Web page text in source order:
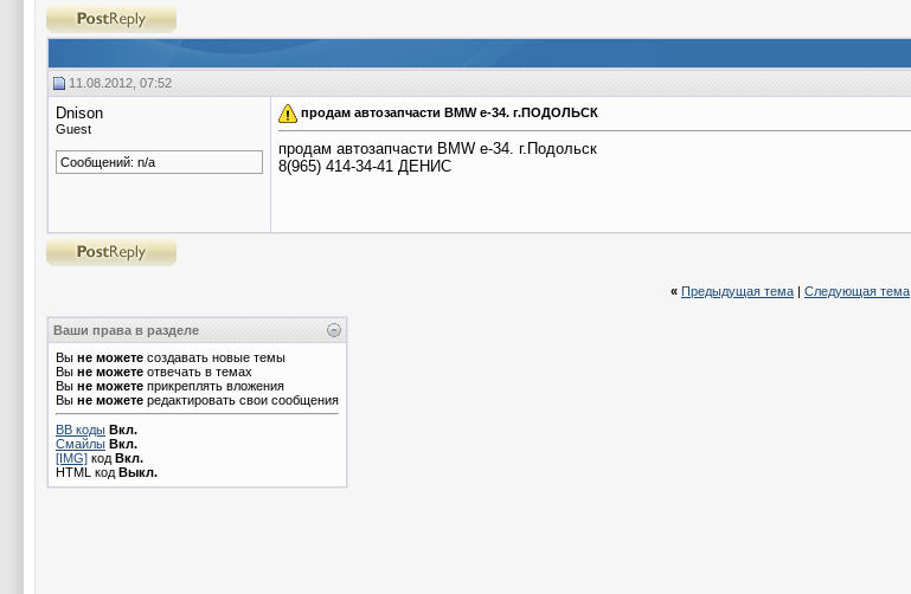
11.08.2012, 07:52
Dnison
Guest
Сообщений: n/a
продам автозапчасти BMW e-34. г.ПОДОЛЬСК
продам автозапчасти BMW e-34. г.Подольск
8(965) 414-34-41 ДЕНИС
« Предыдущая тема | Следующая тема
Ваши права в разделе
Вы не можете создавать новые темы
Вы не можете отвечать в темах
Вы не можете прикреплять вложения
Вы не можете редактировать свои сообщения
BB коды Вкл.
Смайлы Вкл.
[IMG] код Вкл.
HTML код Выкл.